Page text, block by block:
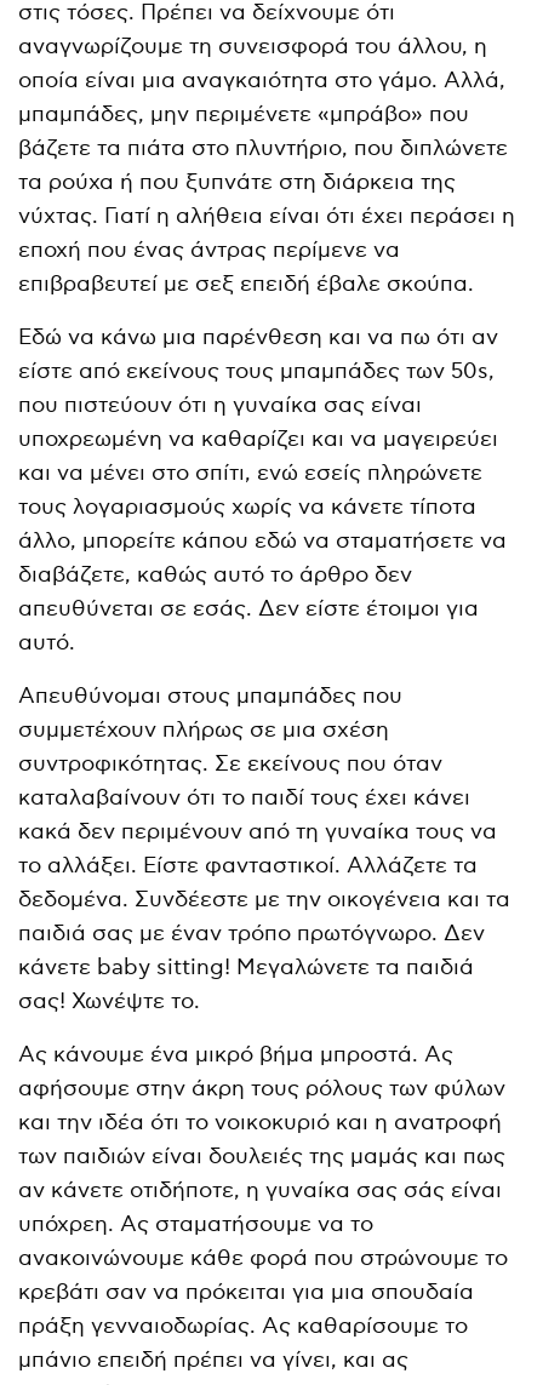
στις τόσες. Πρέπει να δείχνουμε ότι
αναγνωρίζουμε τη συνεισφορά του άλλου, η
οποία είναι μια αναγκαιότητα στο γάμο. Αλλά,
μπαμπάδες, μην περιμένετε «μπράβο» που
βάζετε τα πιάτα στο πλυντήριο, που διπλώνετε
τα ρούχα ή που ξυπνάτε στη διάρκεια της
νύχτας. Γιατί η αλήθεια είναι ότι έχει περάσει η
εποχή που ένας άντρας περίμενε να
επιβραβευτεί με σεξ επειδή έβαλε σκούπα.
Εδώ να κάνω μια παρένθεση και να πω ότι αν
είστε από εκείνους τους μπαμπάδες των 50s,
που πιστεύουν ότι η γυναίκα σας είναι
υποχρεωμένη να καθαρίζει και να μαγειρεύει
και να μένει στο σπίτι, ενώ εσείς πληρώνετε
τους λογαριασμούς χωρίς να κάνετε τίποτα
άλλο, μπορείτε κάπου εδώ να σταματήσετε να
διαβάζετε, καθώς αυτό το άρθρο δεν
απευθύνεται σε εσάς. Δεν είστε έτοιμοι για
αυτό.
Απευθύνομαι στους μπαμπάδες που
συμμετέχουν πλήρως σε μια σχέση
συντροφικότητας. Σε εκείνους που όταν
καταλαβαίνουν ότι το παιδί τους έχει κάνει
κακά δεν περιμένουν από τη γυναίκα τους να
το αλλάξει. Είστε φανταστικοί. Αλλάζετε τα
δεδομένα. Συνδέεστε με την οικογένεια και τα
παιδιά σας με έναν τρόπο πρωτόγνωρο. Δεν
κάνετε baby sitting! Μεγαλώνετε τα παιδιά
σας! Χωνέψτε το.
Ας κάνουμε ένα μικρό βήμα μπροστά. Ας
αφήσουμε στην άκρη τους ρόλους των φύλων
και την ιδέα ότι το νοικοκυριό και η ανατροφή
των παιδιών είναι δουλειές της μαμάς και πως
αν κάνετε οτιδήποτε, η γυναίκα σας σάς είναι
υπόχρεη. Ας σταματήσουμε να το
ανακοινώνουμε κάθε φορά που στρώνουμε το
κρεβάτι σαν να πρόκειται για μια σπουδαία
πράξη γενναιοδωρίας. Ας καθαρίσουμε το
μπάνιο επειδή πρέπει να γίνει, και ας